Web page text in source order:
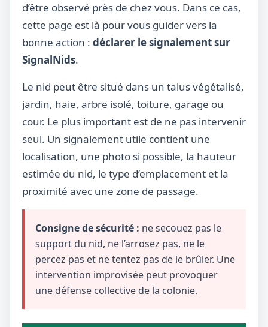
d’être observé près de chez vous. Dans ce cas,
cette page est là pour vous guider vers la
bonne action : déclarer le signalement sur
SignalNids.
Le nid peut être situé dans un talus végétalisé,
jardin, haie, arbre isolé, toiture, garage ou
cour. Le plus important est de ne pas intervenir
seul. Un signalement utile contient une
localisation, une photo si possible, la hauteur
estimée du nid, le type d’emplacement et la
proximité avec une zone de passage.
Consigne de sécurité : ne secouez pas le
support du nid, ne l’arrosez pas, ne le
percez pas et ne tentez pas de le brûler. Une
intervention improvisée peut provoquer
une défense collective de la colonie.